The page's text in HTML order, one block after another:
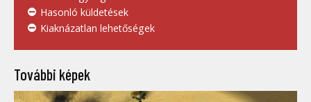
Hasonló küldetések
Kiaknázatlan lehetőségek
További képek